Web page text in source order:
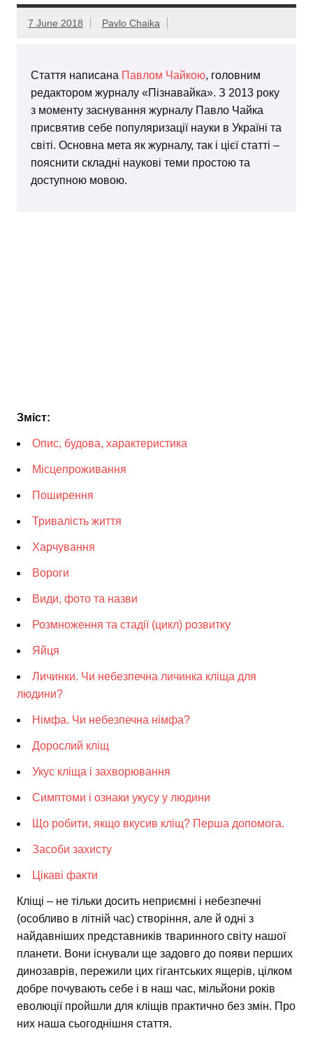
7 June 2018 Pavlo Chaika
Стаття написана Павлом Чайкою, головним
редактором журналу «Пізнавайка». З 2013 року
з моменту заснування журналу Павло Чайка
присвятив себе популяризації науки в Україні та
світі. Основна мета як журналу, так і цієї статті –
пояснити складні наукові теми простою та
доступною мовою.
Зміст:
Опис, будова, характеристика
Місцепроживання
Поширення
Тривалість життя
Харчування
Вороги
Види, фото та назви
Розмноження та стадії (цикл) розвитку
Яйця
Личинки. Чи небезпечна личинка кліща для
людини?
Німфа. Чи небезпечна німфа?
Дорослий кліщ
Укус кліща і захворювання
Симптоми і ознаки укусу у людини
Що робити, якщо вкусив кліщ? Перша допомога.
Засоби захисту
Цікаві факти
Кліщі – не тільки досить неприємні і небезпечні
(особливо в літній час) створіння, але й одні з
найдавніших представників тваринного світу нашої
планети. Вони існували ще задовго до появи перших
динозаврів, пережили цих гігантських ящерів, цілком
добре почувають себе і в наш час, мільйони років
еволюції пройшли для кліщів практично без змін. Про
них наша сьогоднішня стаття.